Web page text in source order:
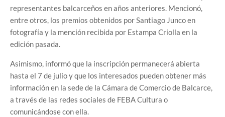
representantes balcarceños en años anteriores. Mencionó,
entre otros, los premios obtenidos por Santiago Junco en
fotografía y la mención recibida por Estampa Criolla en la
edición pasada.
Asimismo, informó que la inscripción permanecerá abierta
hasta el 7 de julio y que los interesados pueden obtener más
información en la sede de la Cámara de Comercio de Balcarce,
a través de las redes sociales de FEBA Cultura o
comunicándose con ella.